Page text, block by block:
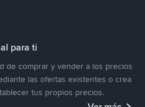
para ti
de comprar y vender a los precios
las ofertas existentes o crea
tus propios precios.